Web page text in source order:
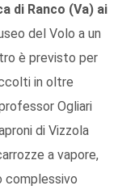
di Ranco (Va) ai
del Volo a un
è previsto per
in oltre
Ogliari
di Vizzola
a vapore,
complessivo